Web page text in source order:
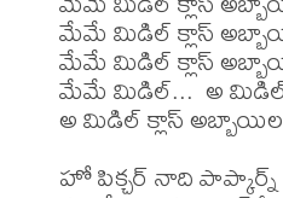
మేమే మిడిల్ క్లాస్
మేమే మిడిల్ క్లాస్
మేమే మిడిల్...  అ
అ మిడిల్ క్లాస్
హో పిక్చర్ నాది